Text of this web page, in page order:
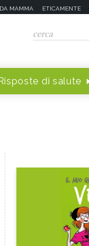
MAMMA ETICAMENTE
di salute